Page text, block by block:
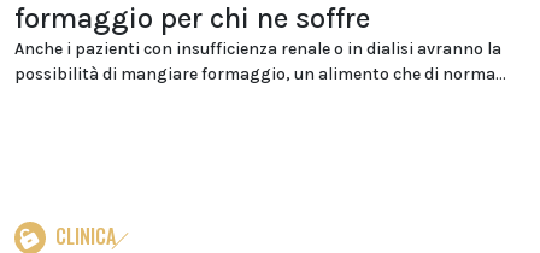
formaggio per chi ne soffre
Anche i pazienti con insufficienza renale o in dialisi avranno la
possibilità di mangiare formaggio, un alimento che di norma...
CLINICA